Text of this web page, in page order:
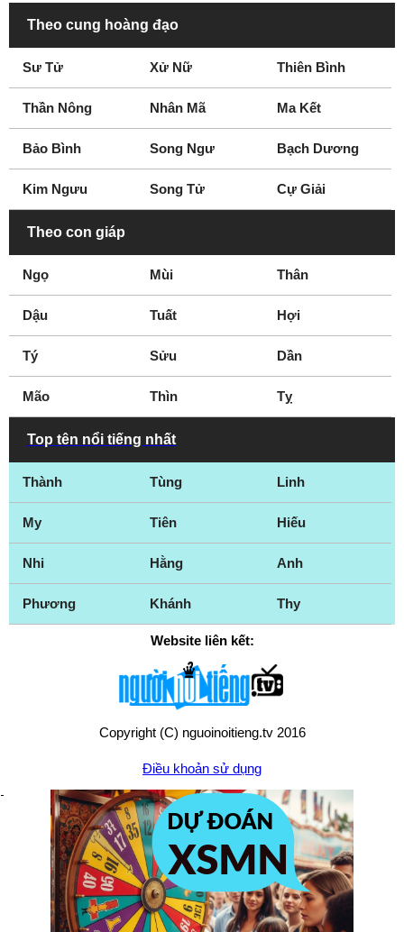
Theo cung hoàng đạo
Sư Tử Xử Nữ Thiên Bình
Thần Nông Nhân Mã Ma Kết
Bảo Bình Song Ngư Bạch Dương
Kim Ngưu Song Tử Cự Giải
Theo con giáp
Ngọ Mùi Thân
Dậu Tuất Hợi
Tý Sửu Dần
Mão Thìn Tỵ
Top tên nổi tiếng nhất
Thành Tùng Linh
My Tiên Hiếu
Nhi Hằng Anh
Phương Khánh Thy
Website liên kết:
Copyright (C) nguoinoitieng.tv 2016
Điều khoản sử dụng
Chính sách quyền riêng tư
Liên hệ:mail.nguoinoitieng.tv@gmail.com